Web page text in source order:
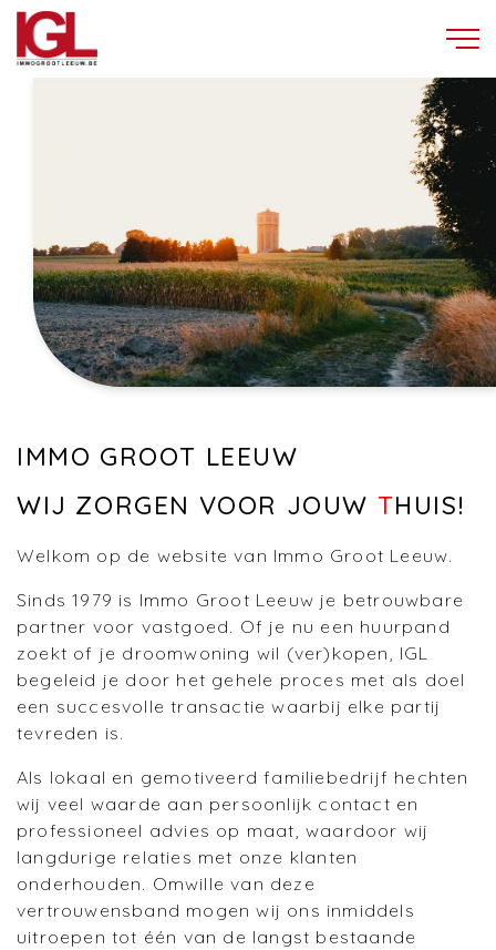
IMMO GROOT LEEUW
WIJ ZORGEN VOOR JOUW THUIS!
Welkom op de website van Immo Groot Leeuw.
Sinds 1979 is Immo Groot Leeuw je betrouwbare
partner voor vastgoed. Of je nu een huurpand
zoekt of je droomwoning wil (ver)kopen, IGL
begeleid je door het gehele proces met als doel
een succesvolle transactie waarbij elke partij
tevreden is.
Als lokaal en gemotiveerd familiebedrijf hechten
wij veel waarde aan persoonlijk contact en
professioneel advies op maat, waardoor wij
langdurige relaties met onze klanten
onderhouden. Omwille van deze
vertrouwensband mogen wij ons inmiddels
uitroepen tot één van de langst bestaande